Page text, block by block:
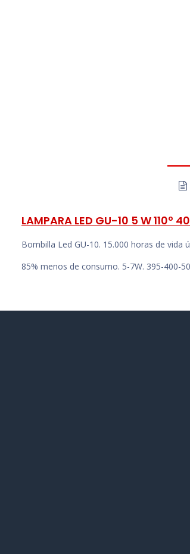
LAMPARA LED GU-10 5 W 110º
Bombilla Led GU-10. 15.000 horas de vida
85% menos de consumo. 5-7W. 395-400-